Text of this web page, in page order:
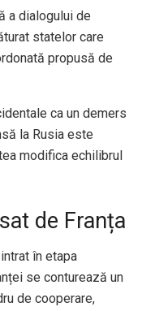
a dialogului de
statelor care
propusă de
ca un demers
la Rusia este
modifica echilibrul
de Franța
în etapa
se conturează un
de cooperare,